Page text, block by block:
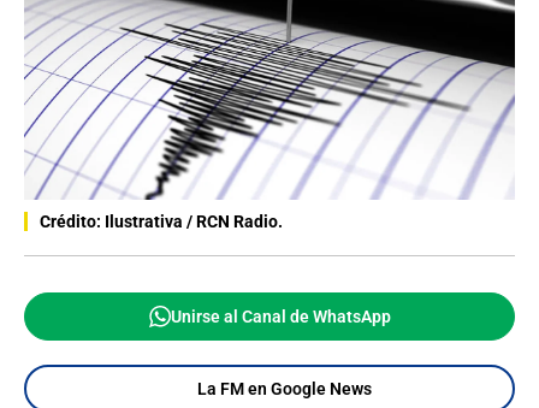
Crédito: Ilustrativa / RCN Radio.
Unirse al Canal de WhatsApp
La FM en Google News